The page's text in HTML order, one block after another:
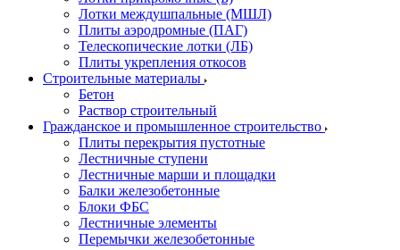
Лотки междушпальные (МШЛ)
Плиты аэродромные (ПАГ)
Телескопические лотки (ЛБ)
Плиты укрепления откосов
Строительные материалы
Бетон
Раствор строительный
Гражданское и промышленное строительство
Плиты перекрытия пустотные
Лестничные ступени
Лестничные марши и площадки
Балки железобетонные
Блоки ФБС
Лестничные элементы
Перемычки железобетонные